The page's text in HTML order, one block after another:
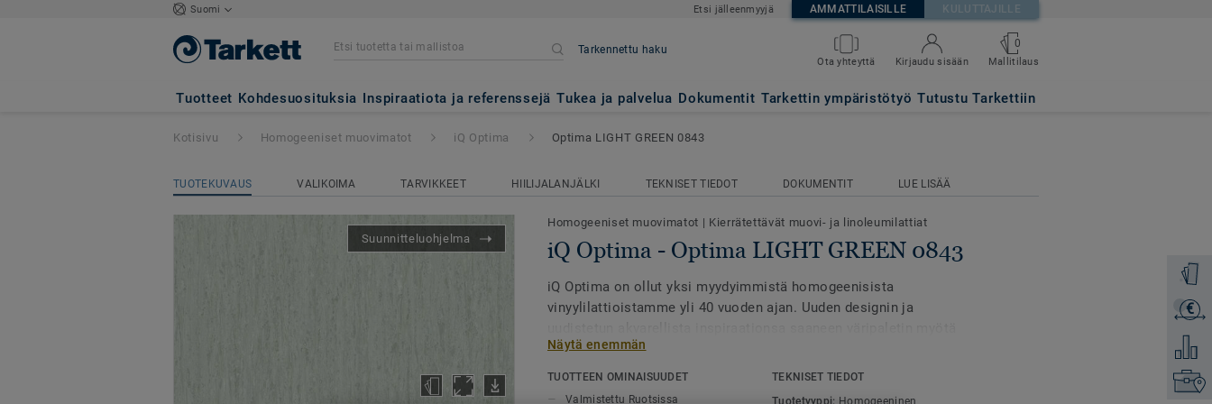
Suomi Etsi jälleenmyyjä AMMATTILAISILLE KULUTTAJILLE
Tarkennettu haku
Ota yhteyttä Kirjaudu sisään
0
Mallitilaus
Tuotteet Kohdesuosituksia Inspiraatiota ja referenssejä Tukea ja palvelua Dokumentit Tarkettin ympäristötyö Tutustu Tarkettiin
iQ Optima - Optima LIGHT GREEN 0843
Tilaa
€
Lisää
Etsi
Kotisivu Homogeeniset muovimatot iQ Optima Optima LIGHT GREEN 0843
TUOTEKUVAUS VALIKOIMA TARVIKKEET HIILIJALANJÄLKI TEKNISET TIEDOT DOKUMENTIT LUE LISÄÄ
Suunnitteluohjelma
Homogeeniset muovimatot | Kierrätettävät muovi- ja linoleumilattiat
iQ Optima - Optima LIGHT GREEN 0843
iQ Optima on ollut yksi myydyimmistä homogeenisista
vinyylilattioistamme yli 40 vuoden ajan. Uuden designin ja
mallistossa on nyt 3 erilaista kuviota ja 55 väriä. iQ Optima
tunnetaan PUR-pinnastaan, joka pidentää merkittävästi
Näytä enemmän
TUOTTEEN OMINAISUUDET
Valmistettu Ruotsissa
TEKNISET TIEDOT
Tuotetyyppi:Homogeeninen